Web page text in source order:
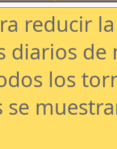
reducir
diarios
los
se